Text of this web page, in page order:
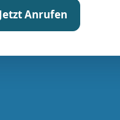
Jetzt Anrufen